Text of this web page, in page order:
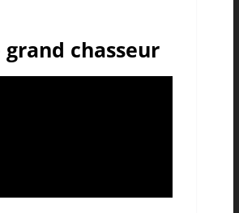
grand chasseur